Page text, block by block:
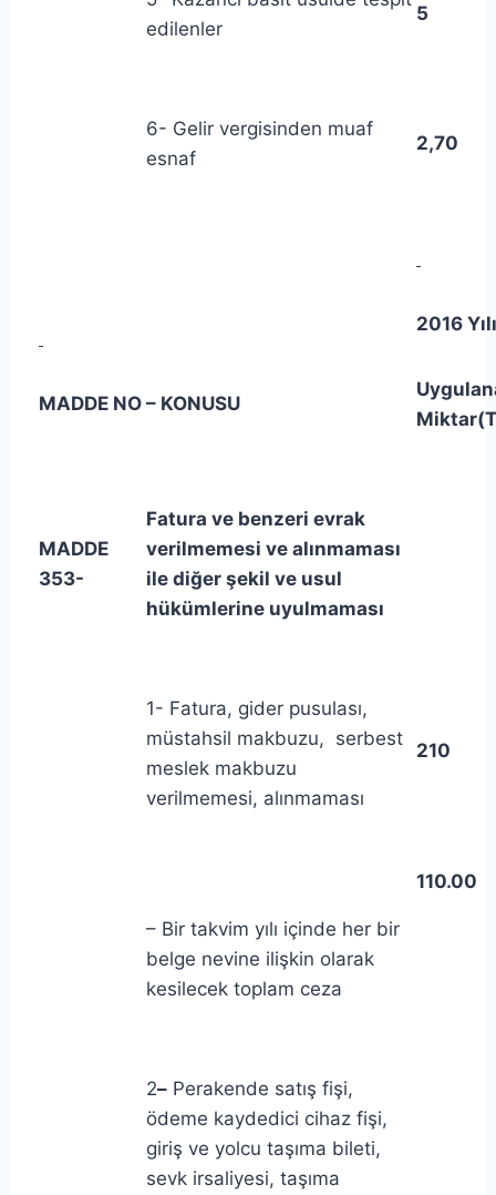
edilenler
5
6- Gelir vergisinden muaf
esnaf
2,70
MADDE NO – KONUSU
2016
MADDE
353-
Fatura ve benzeri evrak
verilmemesi ve alınmaması
ile diğer şekil ve usul
hükümlerine uyulmaması
1- Fatura, gider pusulası,
müstahsil makbuzu, serbest
meslek makbuzu
verilmemesi, alınmaması
– Bir takvim yılı içinde her bir
belge nevine ilişkin olarak
kesilecek toplam ceza
210
110.00
2– Perakende satış fişi,
ödeme kaydedici cihaz fişi,
giriş ve yolcu taşıma bileti,
sevk irsaliyesi, taşıma